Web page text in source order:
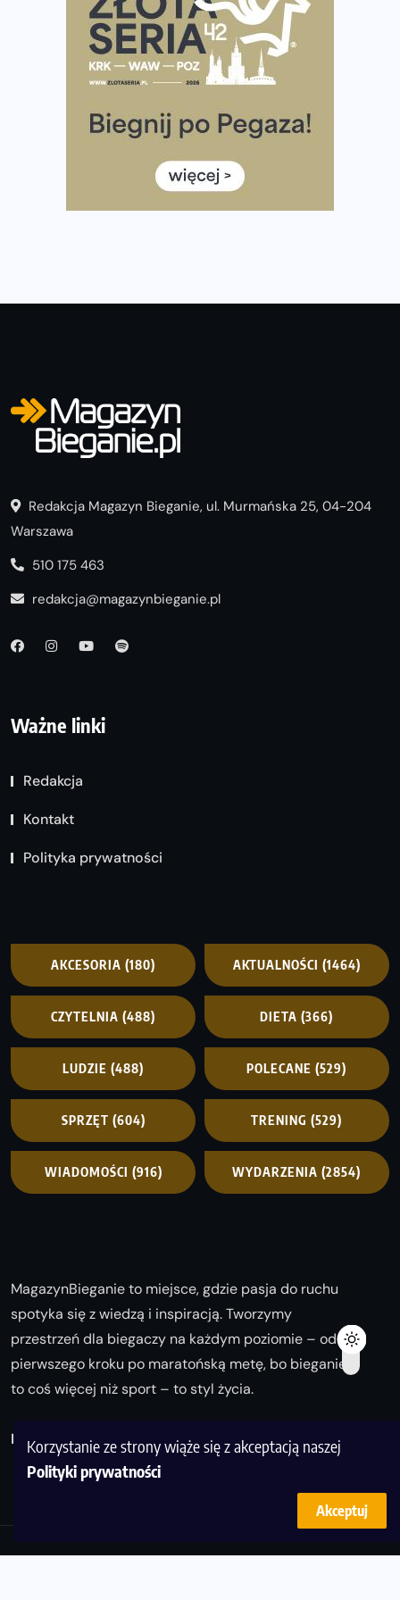
Korzystanie ze strony wiąże się z akceptacją naszej
Polityki prywatności
Akceptuj
Co ma dużo białka? Produkty, które warto włączyć do
Rozbiegany Olsztyn szykuje się na weekend z
Już w tę sobotę 35. Bieg Powstania Warszawskiego.
Wystartuje rekordowa liczba uczestników
35. Bieg Powstania Warszawskiego – praktyczny
poradnik przed startem
Redakcja Magazyn Bieganie, ul. Murmańska 25, 04-204
Warszawa
510 175 463
redakcja@magazynbieganie.pl
Ważne linki
Redakcja
Kontakt
Polityka prywatności
AKCESORIA (180) AKTUALNOŚCI (1464)
CZYTELNIA (488) DIETA (366)
LUDZIE (488) POLECANE (529)
SPRZĘT (604) TRENING (529)
WIADOMOŚCI (916) WYDARZENIA (2854)
MagazynBieganie to miejsce, gdzie pasja do ruchu
spotyka się z wiedzą i inspiracją. Tworzymy
przestrzeń dla biegaczy na każdym poziomie – od
pierwszego kroku po maratońską metę, bo bieganie
to coś więcej niż sport – to styl życia.
Biegaj z nami i odkrywaj swoją najlepszą wersję!